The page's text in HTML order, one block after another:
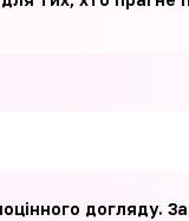
догляду.